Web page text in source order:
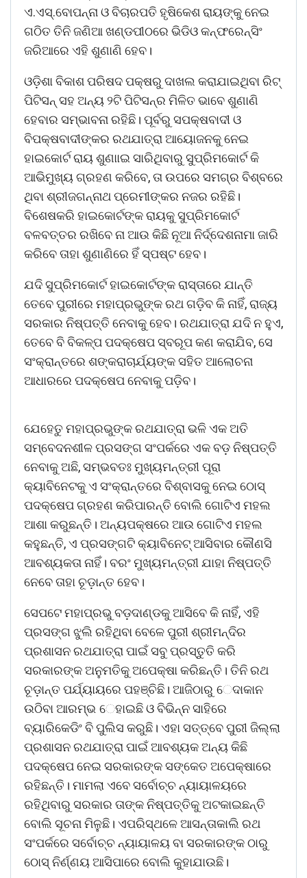
ଏ.ଏସ୍‌.ବୋପନ୍ନା ଓ ବିଚାରପତି ହୃଷିକେଶ ରାୟଙ୍କୁ ନେଇ
ଗଠିତ ତିନି ଜଣିଆ ଖଣ୍ଡପୀଠରେ ଭିଡିଓ କନ୍‌ଫରେନ୍ସିଂ
ଜରିଆରେ ଏହି ଶୁଣାଣି ହେବ।
ଓଡ଼ିଶା ବିକାଶ ପରିଷଦ ପକ୍ଷରୁ ଦାଖଲ କରାଯାଇଥିବା ରିଟ୍‌
ପିଟିସନ୍‌ ସହ ଅନ୍ୟ ୨ଟି ପିଟିସନ୍‌ର ମିଳିତ ଭାବେ ଶୁଣାଣି
ହେବାର ସମ୍ଭାବନା ରହିଛି। ପୂର୍ବରୁ ସପକ୍ଷବାଦୀ ଓ
ବିପକ୍ଷବାଦୀଙ୍କର ରଥଯାତ୍ରା ଆୟୋଜନକୁ ନେଇ
ହାଇକୋର୍ଟ ରାୟ ଶୁଣାାଇ ସାରିଥିବାରୁ ସୁପ୍ରିମକୋର୍ଟ କି
ଆଭିମୁଖ୍ୟ ଗ୍ରହଣ କରିବେ, ତା ଉପରେ ସମଗ୍ର ବିଶ୍ବରେ
ଥିବା ଶ୍ରୀଜଗନ୍ନାଥ ପ୍ରେମୀଙ୍କର ନଜର ରହିଛି।
ବିଶେଷକରି ହାଇକୋର୍ଟଙ୍କ ରାୟକୁ ସୁପ୍ରିମକୋର୍ଟ
ବଳବତ୍ତର ରଖିବେ ନା ଆଉ କିଛି ନୂଆ ନିର୍ଦ୍ଦେଶନାମା ଜାରି
କରିବେ ତାହା ଶୁଣାଣିରେ ହିଁ ସ୍ପଷ୍ଟ ହେବ।
ଯଦି ସୁପ୍ରିମକୋର୍ଟ ହାଇକୋର୍ଟଙ୍କ ରାସ୍ତାରେ ଯାନ୍ତି
ତେବେ ପୁରୀରେ ମହାପ୍ରଭୁଙ୍କ ରଥ ଗଡ଼ିବ କି ନାହିଁ, ରାଜ୍ୟ
ସରକାର ନିଷ୍ପତ୍ତି ନେବାକୁ ହେବ। ରଥଯାତ୍ରା ଯଦି ନ ହୁଏ,
ତେବେ ବି ବିକଳ୍ପ ପଦକ୍ଷେପ ସ୍ବରୂପ କଣ କରାଯିବ, ସେ
ସଂକ୍ରାନ୍ତରେ ଶଙ୍କରାଚାର୍ଯ୍ୟଙ୍କ ସହିତ ଆଲୋଚନା
ଆଧାରରେ ପଦକ୍ଷେପ ନେବାକୁ ପଡ଼ିବ।
ଯେହେତୁ ମହାପ୍ରଭୁଙ୍କ ରଥଯାତ୍ରା ଭଳି ଏକ ଅତି
ସମ୍ବେଦନଶୀଳ ପ୍ରସଙ୍ଗ ସଂପର୍କରେ ଏକ ବଡ଼ ନିଷ୍ପତ୍ତି
ନେବାକୁ ଅଛି, ସମ୍ଭବତଃ ମୁଖ୍ୟମନ୍ତ୍ରୀ ପୂରା
କ୍ୟାବିନେଟକୁ ଏ ସଂକ୍ରାନ୍ତରେ ବିଶ୍ବାସକୁ ନେଇ ଠୋସ୍
ପଦକ୍ଷେପ ଗ୍ରହଣ କରିପାରନ୍ତି ବୋଲି ଗୋଟିଏ ମହଲ
ଆଶା କରୁଛନ୍ତି। ଅନ୍ୟପକ୍ଷରେ ଆଉ ଗୋଟିଏ ମହଲ
କହୁଛନ୍ତି, ଏ ପ୍ରସଙ୍ଗଟି କ୍ୟାବିନେଟ୍ ଆସିବାର କୌଣସି
ଆବଶ୍ୟକତା ନାହିଁ। ବରଂ ମୁଖ୍ୟମନ୍ତ୍ରୀ ଯାହା ନିଷ୍ପତ୍ତି
ନେବେ ତାହା ଚୂଡ଼ାନ୍ତ ହେବ।
ସେପଟେ ମହାପ୍ରଭୁ ବଡ଼ଦାଣ୍ଡକୁ ଆସିବେ କି ନାହିଁ, ଏହି
ପ୍ରସଙ୍ଗ ଝୁଲି ରହିଥିବା ବେଳେ ପୁରୀ ଶ୍ରୀମନ୍ଦିର
ପ୍ରଶାସନ ରଥଯାତ୍ରା ପାଇଁ ସବୁ ପ୍ରସ୍ତୁତି କରି
ସରକାରଙ୍କ ଅନୁମତିକୁ ଅପେକ୍ଷା କରିଛନ୍ତି। ତିନି ରଥ
ଚୂଡ଼ାନ୍ତ ପର୍ଯ୍ୟାୟରେ ପହଞ୍ଚିଛି। ଆଜିଠାରୁ େଦାକାନ
ଉଠିବା ଆରମ୍ଭ େହାଇଛି ଓ ବିଭିନ୍ନ ସାହିରେ
ବ୍ୟାରିକେଡିଂ ବି ପୁଲିସ କରୁଛି। ଏହା ସତ୍ତ୍ବେ ପୁରୀ ଜିଲ୍ଲା
ପ୍ରଶାସନ ରଥଯାତ୍ରା ପାଇଁ ଆବଶ୍ୟକ ଅନ୍ୟ କିଛି
ପଦକ୍ଷେପ ନେଇ ସରକାରଙ୍କ ସଙ୍କେତ ଅପେକ୍ଷାରେ
ରହିଛନ୍ତି। ମାମଲା ଏବେ ସର୍ବୋଚ୍ଚ ନ୍ୟାୟାଳୟରେ
ରହିଥିବାରୁ ସରକାର ତାଙ୍କ ନିଷ୍ପତ୍ତିକୁ ଅଟକାଇଛନ୍ତି
ବୋଲି ସୂଚନା ମିଳୁଛି। ଏପରିସ୍ଥଳେ ଆସନ୍ତାକାଲି ରଥ
ସଂପର୍କରେ ସର୍ବୋଚ୍ଚ ନ୍ୟାୟାଳୟ ବା ସରକାରଙ୍କ ଠାରୁ
ଠୋସ୍ ନିର୍ଣ୍ଣୟ ଆସିପାରେ ବୋଲି କୁହାଯାଉଛି।